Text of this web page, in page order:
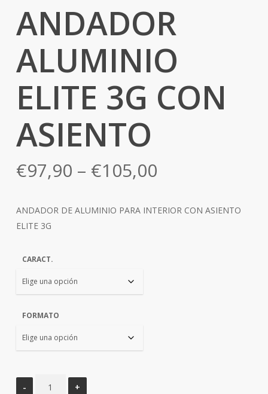
ANDADOR
ALUMINIO
ELITE 3G CON
ASIENTO
€97,90 – €105,00
ANDADOR DE ALUMINIO PARA INTERIOR CON ASIENTO
ELITE 3G
CARACT.
FORMATO